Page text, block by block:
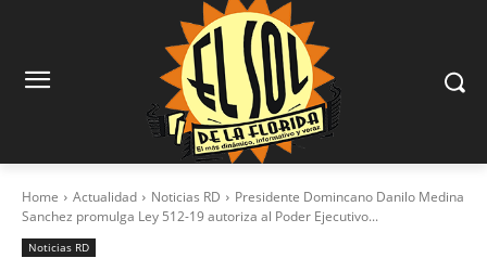
Home Actualidad Noticias RD
Presidente Domincano Danilo Medina
Sanchez promulga Ley 512-19 autoriza al Poder Ejecutivo...
Noticias RD